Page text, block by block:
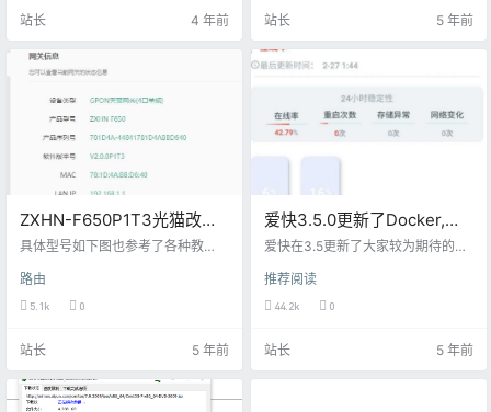
静态IPV6：需要手动设置，小白无
需知道，不做介绍 1、光猫路由模式
改桥接模式，由路由器拨号上网。
点击常用设置，上网设置，滑找到
网方式，选择native…
站长 4 年前
连接网线 电脑通过网线连接LAN1，
会自动获取IP地址，能和光猫互通。
3、开启光猫Telnet服务 在浏览器中
打开网址，开启Telnet服务：http://
站长 5 年前
ZXHN-F650P1T3光猫改桥
接
具体型号如下图也参考了各种教
子 什么U盘备份 css改password属
性都试了，都无法获取超密 本以为
要短接刷机，没想到，这光猫本身
可以改桥接 网址：http://192.168.1.
1:8080/bridge_route.gch
路由
5.1k 0
站长 5 年前
爱快3.5.0更新了Docker,说
下如何在爱快下直接跑甜糖
爱快在3.5更新了大家较为期待的Do
Macvlan 必要条件： 1、爱快固件
先升级到3.5.0体验版以上，文章已
提供,其中.bin 为可直接升级文件,其
云，未绑定一登录爱快就会提示，
按提示注册绑定。 3、去爱快云开通
推荐阅读
44.2k 0
站长 5 年前